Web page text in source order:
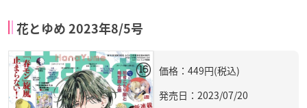
花とゆめ 2023年8/5号
価格：449円(税込)
発売日：2023/07/20